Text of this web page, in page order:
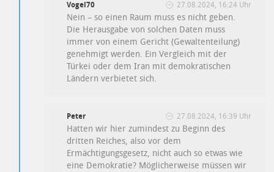
Vogel70 27.08.2024, 16:24 Uhr
Nein – so einen Raum muss es nicht geben.
Die Herausgabe von solchen Daten muss
immer von einem Gericht (Gewaltenteilung)
genehmigt werden. Ein Vergleich mit der
Türkei oder dem Iran mit demokratischen
Ländern verbietet sich.
Peter 27.08.2024, 16:39 Uhr
Hatten wir hier zumindest zu Beginn des
dritten Reiches, also vor dem
Ermächtigungsgesetz, nicht auch so etwas wie
eine Demokratie? Möglicherweise müssen wir